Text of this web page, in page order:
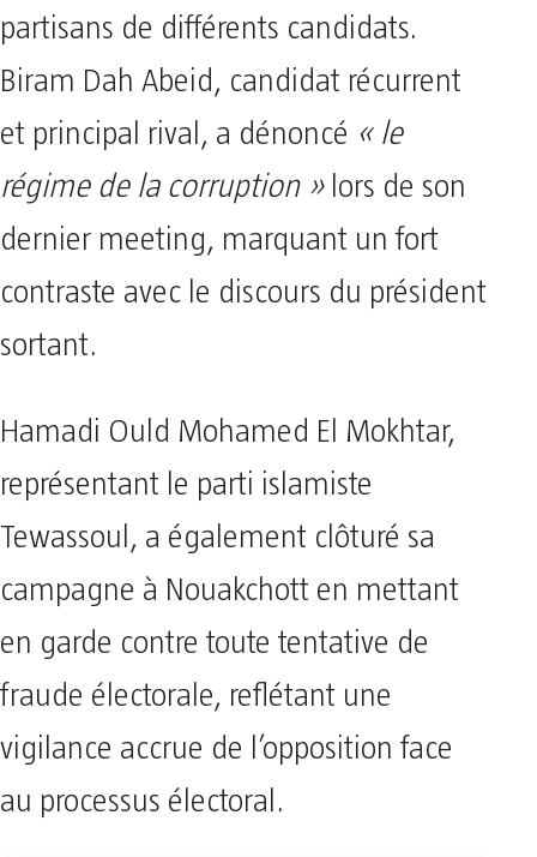
partisans de différents candidats.
Biram Dah Abeid, candidat récurrent
et principal rival, a dénoncé « le
régime de la corruption »lors de son
dernier meeting, marquant un fort
contraste avec le discours du président
sortant.
Hamadi Ould Mohamed El Mokhtar,
représentant le parti islamiste
Tewassoul, a également clôturé sa
campagne à Nouakchott en mettant
en garde contre toute tentative de
fraude électorale, reflétant une
vigilance accrue de l’opposition face
au processus électoral.